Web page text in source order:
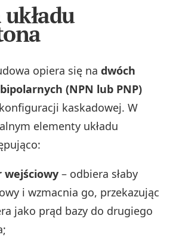
opiera się nadwóch
(NPN lub PNP)
kaskadowej. W
elementy układu
– odbiera słaby
i wzmacnia go, przekazując
jako prąd bazy do drugiego